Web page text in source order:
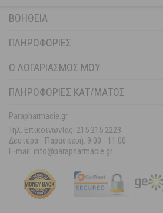
ΒΟΉΘΕΙΑ
ΠΛΗΡΟΦΟΡΊΕΣ
Ο ΛΟΓΑΡΙΑΣΜΌΣ ΜΟΥ
ΠΛΗΡΟΦΟΡΙΕΣ ΚΑΤ/ΜΑΤΟΣ
Parapharmacie.gr
Τηλ. Επικοινωνίας: 215 215 2223
Δευτέρα - Παρασκευή: 9:00 - 11:00
E-mail: info@parapharmacie.gr